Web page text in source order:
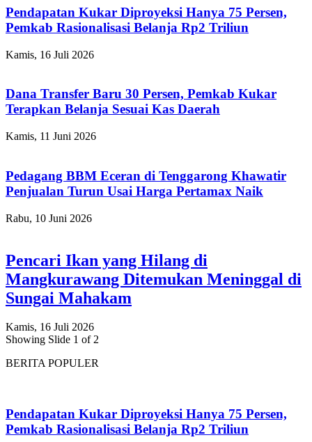
Pendapatan Kukar Diproyeksi Hanya 75 Persen,
Pemkab Rasionalisasi Belanja Rp2 Triliun
Kamis, 16 Juli 2026
Dana Transfer Baru 30 Persen, Pemkab Kukar
Terapkan Belanja Sesuai Kas Daerah
Kamis, 11 Juni 2026
Pedagang BBM Eceran di Tenggarong Khawatir
Penjualan Turun Usai Harga Pertamax Naik
Rabu, 10 Juni 2026
Pencari Ikan yang Hilang di
Mangkurawang Ditemukan Meninggal di
Sungai Mahakam
Kamis, 16 Juli 2026
Showing Slide 1 of 2
BERITA POPULER
Pendapatan Kukar Diproyeksi Hanya 75 Persen,
Pemkab Rasionalisasi Belanja Rp2 Triliun